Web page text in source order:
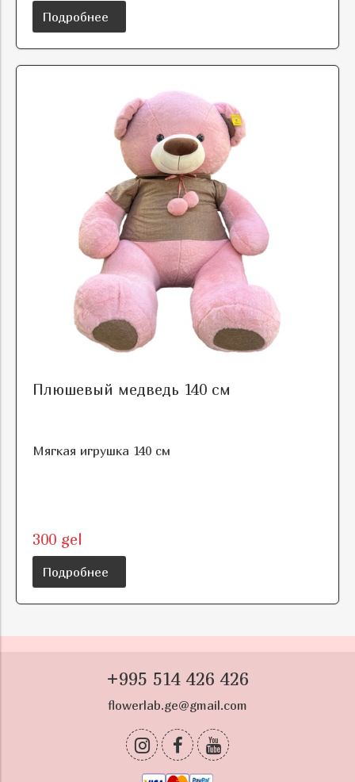
Подробнее
Плюшевый медведь 140 см
Мягкая игрушка 140 см
300 gel
Подробнее
+995 514 426 426
flowerlab.ge@gmail.com